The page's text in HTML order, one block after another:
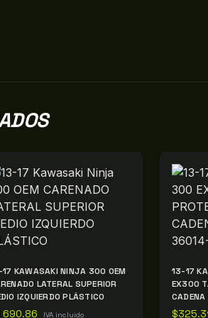
KAWASAKI NINJA 300 OEM
LATERAL SUPERIOR
IZQUIERDO PLÁSTICO
690.86 IVA incluido
13-17
EX300
$